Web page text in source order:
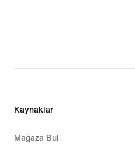
Kaynaklar
Mağaza Bul